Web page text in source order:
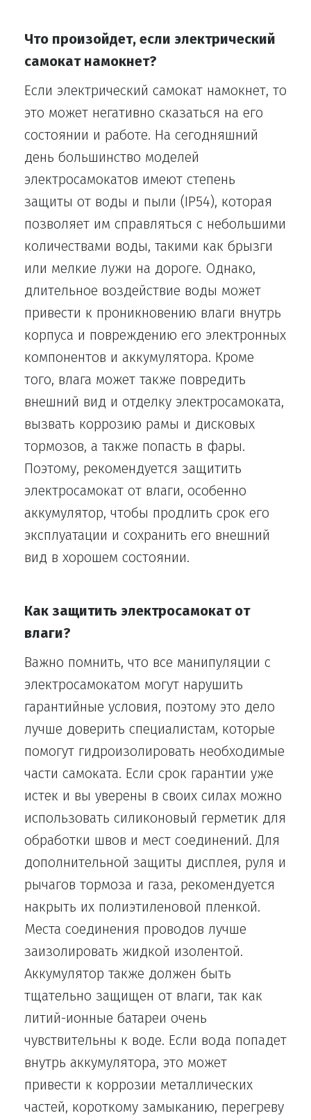
Что произойдет, если электрический
самокат намокнет?
Если электрический самокат намокнет, то
это может негативно сказаться на его
состоянии и работе. На сегодняшний
день большинство моделей
электросамокатов имеют степень
защиты от воды и пыли (IP54), которая
позволяет им справляться с небольшими
количествами воды, такими как брызги
или мелкие лужи на дороге. Однако,
длительное воздействие воды может
привести к проникновению влаги внутрь
корпуса и повреждению его электронных
компонентов и аккумулятора. Кроме
того, влага может также повредить
внешний вид и отделку электросамоката,
вызвать коррозию рамы и дисковых
тормозов, а также попасть в фары.
Поэтому, рекомендуется защитить
электросамокат от влаги, особенно
аккумулятор, чтобы продлить срок его
эксплуатации и сохранить его внешний
вид в хорошем состоянии.
Как защитить электросамокат от
влаги?
Важно помнить, что все манипуляции с
электросамокатом могут нарушить
гарантийные условия, поэтому это дело
лучше доверить специалистам, которые
помогут гидроизолировать необходимые
части самоката. Если срок гарантии уже
истек и вы уверены в своих силах можно
использовать силиконовый герметик для
обработки швов и мест соединений. Для
дополнительной защиты дисплея, руля и
рычагов тормоза и газа, рекомендуется
накрыть их полиэтиленовой пленкой.
Места соединения проводов лучше
заизолировать жидкой изолентой.
Аккумулятор также должен быть
тщательно защищен от влаги, так как
литий-ионные батареи очень
чувствительны к воде. Если вода попадет
внутрь аккумулятора, это может
привести к коррозии металлических
частей, короткому замыканию, перегреву